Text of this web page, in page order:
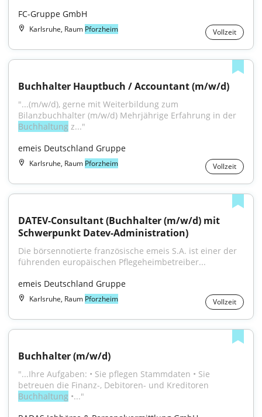
FC-Gruppe GmbH
Karlsruhe, Raum Pforzheim Vollzeit
Buchhalter Hauptbuch / Accountant (m/w/d)
"...(m/w/d), gerne mit Weiterbildung zum
Buchhaltung z..."
emeis Deutschland Gruppe
Karlsruhe, Raum Pforzheim Vollzeit
DATEV-Consultant (Buchhalter (m/w/d) mit
Schwerpunkt Datev-Administration)
Die börsennotierte französische emeis S.A. ist einer der
führenden europäischen Pflegeheimbetreiber...
emeis Deutschland Gruppe
Karlsruhe, Raum Pforzheim Vollzeit
Buchhalter (m/w/d)
"...Ihre Aufgaben: • Sie pflegen Stammdaten • Sie
Buchhaltung •..."